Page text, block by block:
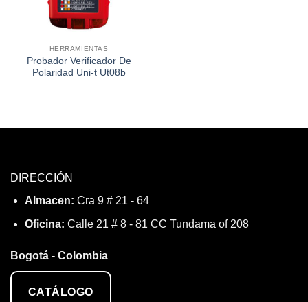
HERRAMIENTAS
Probador Verificador De
Polaridad Uni-t Ut08b
DIRECCIÓN
Almacen: Cra 9 # 21 - 64
Oficina: Calle 21 # 8 - 81 CC Tundama of 208
Bogotá - Colombia
CATÁLOGO